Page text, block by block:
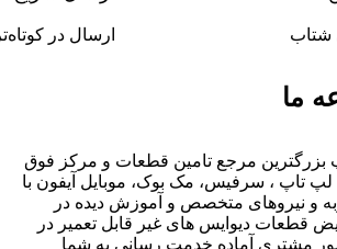
شتاب ارسال در
ما
بزرگترین مرجع تامین قطعات و مرکز فوق
تاپ ، سرفیس، مک بوک، موبایل آیفون با
تجربه و نیرو‌های متخصص و آموزش دیده در
قطعات دیوایس های غیر قابل تعمیر در
مشتری آماده خدمت رسانی به شما